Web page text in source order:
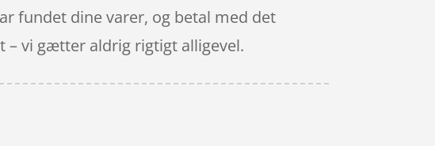
fundet dine varer, og betal med det
– vi gætter aldrig rigtigt alligevel.